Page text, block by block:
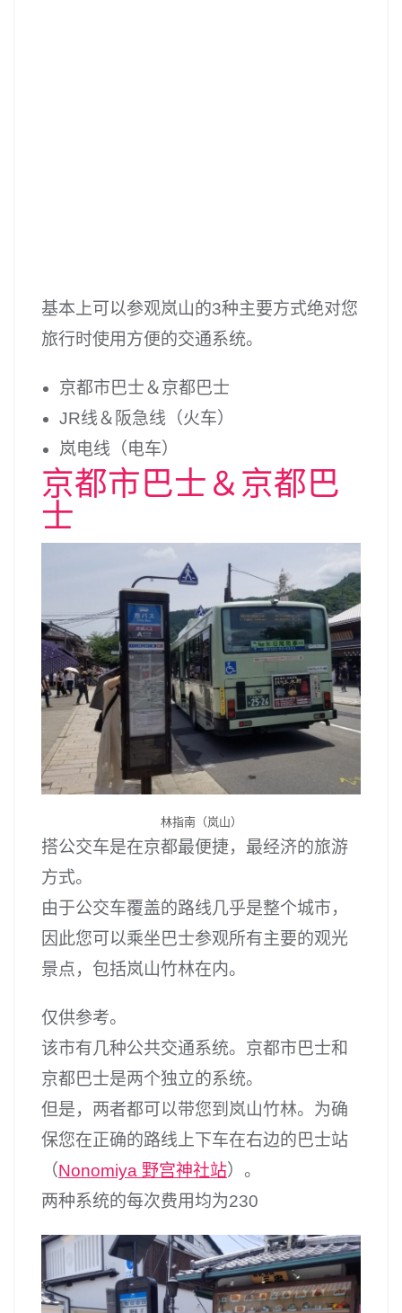
基本上可以参观岚山的3种主要方式绝对您
旅行时使用方便的交通系统。
京都市巴士＆京都巴士
JR线＆阪急线（火车）
岚电线（电车）
京都市巴士＆京都巴
士
林指南（岚山）
搭公交车是在京都最便捷，最经济的旅游
方式。
由于公交车覆盖的路线几乎是整个城市，
因此您可以乘坐巴士参观所有主要的观光
景点，包括岚山竹林在内。
仅供参考。
该市有几种公共交通系统。京都市巴士和
京都巴士是两个独立的系统。
但是，两者都可以带您到岚山竹林。为确
保您在正确的路线上下车在右边的巴士站
（Nonomiya 野宫神社站）。
两种系统的每次费用均为230